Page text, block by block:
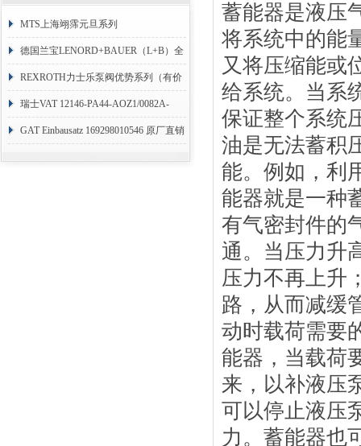
MTS上海翊霈元旦系列
RHM3050MR081A01
德国兰宝LENORD+BAUER（L+B）全
系列编码器
REXROTH力士乐泵阀优势系列（有价
目表）
瑞士VAT 12146-PA44-AOZ1/0082A-
1173938
GAT Einbausatz 169298010546 原厂直销
蓄能器是液压
将系统中的能
又将压缩能或
给系统。当系
保证整个系统
油是无法蓄积
能。例如，利
能器就是一种
有气密封件的
通。当压力升
压力不再上升
路，从而减缓
动时载荷需要
能器，当载荷
来，以补液压
可以停止液压
力。蓄能器也